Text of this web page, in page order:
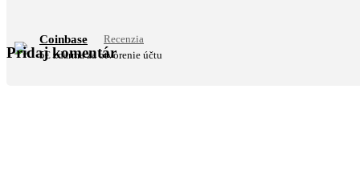
Coinbase
Recenzia
5€ zdarma za otvorenie účtu
Pridaj komentár